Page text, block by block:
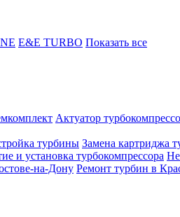
E&E TURBO Показать все
Актуатор
турбины Замена картриджа
и установка турбокомпрессора
на-Дону Ремонт турбин в